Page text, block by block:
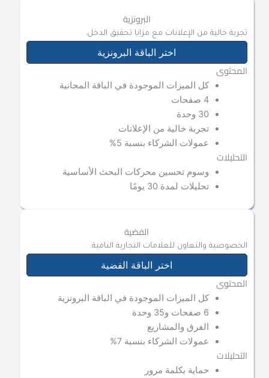
البرونزية
تجربة خالية من الإعلانات مع مزايا تحقيق الدخل.
اختر الباقة البرونزية
المحتوى
كل الميزات الموجودة في الباقة المجانية
4 صفحات
30 وحدة
تجربة خالية من الإعلانات
عمولات الشركاء بنسبة 5%
التحليلات
وسوم تحسين محركات البحث الأساسية
تحليلات لمدة 30 يومًا
الفضية
الخصوصية والتعاون للعلامات التجارية النامية.
اختر الباقة الفضية
المحتوى
كل الميزات الموجودة في الباقة البرونزية
6 صفحات و35 وحدة
الفرق والمشاريع
عمولات الشركاء بنسبة 7%
التحليلات
حماية بكلمة مرور